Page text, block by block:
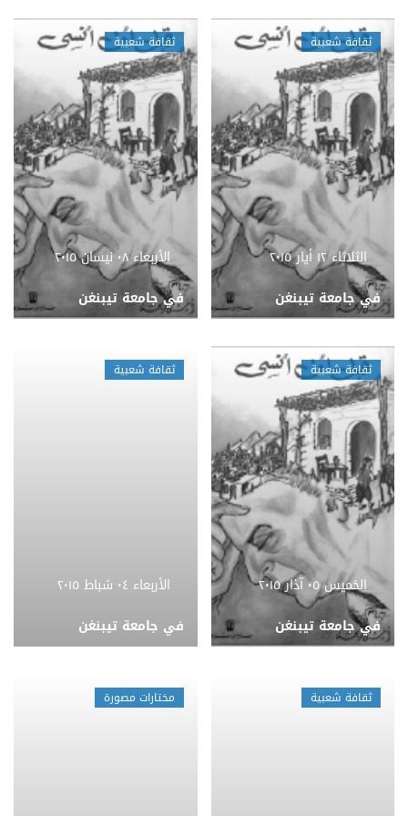
ثقافة شعبية
الثلاثاء ١٢ أيار ٢٠١٥
في جامعة تيبنغن
ثقافة شعبية
الأربعاء ٠٨ نيسان ٢٠١٥
في جامعة تيبنغن
ثقافة شعبية
الخميس ٠٥ آذار ٢٠١٥
في جامعة تيبنغن
ثقافة شعبية
الأربعاء ٠٤ شباط ٢٠١٥
في جامعة تيبنغن
ثقافة شعبية مختارات مصورة